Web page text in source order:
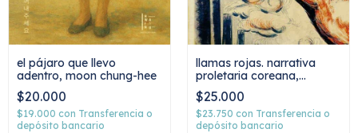
el pájaro que llevo
adentro, moon chung-hee
$20.000
$19.000 con Transferencia o
depósito bancario
llamas rojas. narrativa
proletaria coreana,
autores varios
$25.000
$23.750 con Transferencia o
depósito bancario